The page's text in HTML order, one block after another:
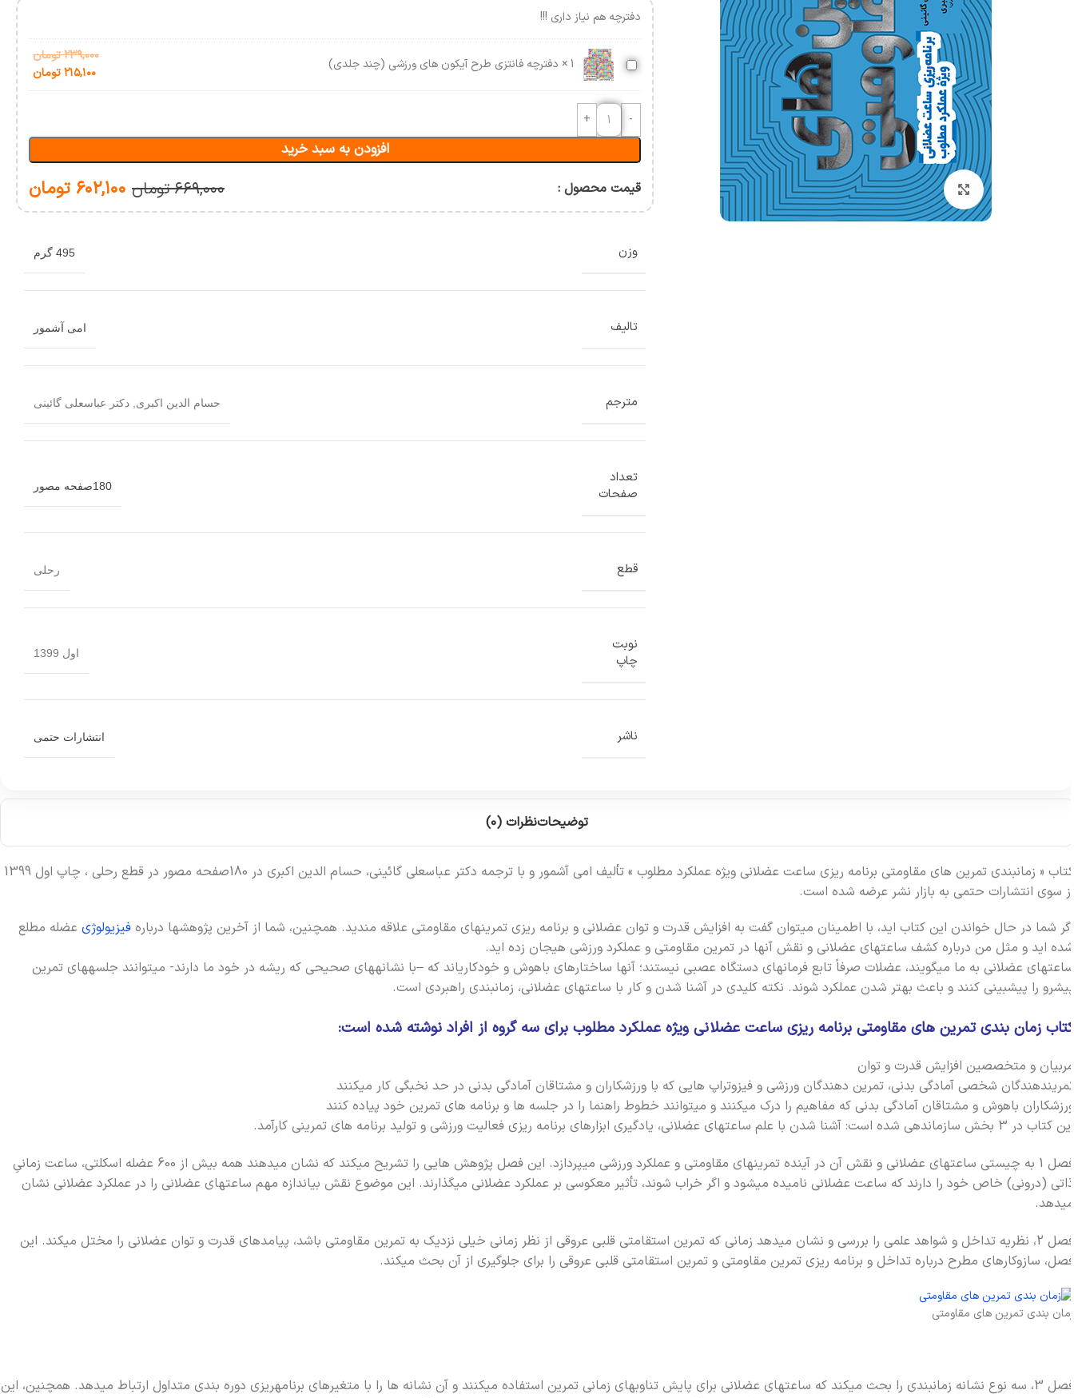
کتاب های ورزشی
فیزیولوژی ورزشی
روانشناسی ورزشی
کنکور تربیت بدنی
آمار سنجش و اندازه گیری
آناتومی و فیزیولوژِی انسان
حرکت شناسی و بیومکانیک
ورزشی
برای بزرگنمایی کلیک کنید
دفترچه هم نیاز داری !!!
دفترچه
فانتزی
طرح
آیکون
های
جلدی)
× دفترچه فانتزی طرح آیکون های ورزشی (چند جلدی)
۲۳۹,۰۰۰تومان
۲۱۵,۱۰۰تومان
افزودن به سبد خرید
قیمت محصول : ۶۶۹,۰۰۰ تومان ۶۰۲,۱۰۰ تومان
وزن 495 گرم
تالیف امی آشمور
مترجم حسام الدین اکبری, دکتر عباسعلی گائینی
تعداد
صفحات
180صفحه مصور
قطع رحلی
نوبت
چاپ
اول 1399
ناشر انتشارات حتمی
توضیحاتنظرات (0)
کتاب « زمانبندی تمرین های مقاومتی برنامه ریزی ساعت عضلانی ویژه عملکرد مطلوب » تألیف امی آشمور و با ترجمه دکتر عباسعلی گائینی، حسام الدین اکبری در 180صفحه مصور در قطع رحلی ، چاپ اول 1399
سوی انتشارات حتمی به بازار نشر عرضه شده است.
شما در حال خواندن اين کتاب ايد، با اطمينان ميتوان گفت به افزايش قدرت و توان عضلاني و برنامه ريزي تمرينهاي مقاومتي علاقه منديد. همچنين، شما از آخرين پژوهشها درباره فيزيولوژيعضله مطلع
ايد و مثل من درباره کشف ساعتهاي عضلاني و نقش آنها در تمرين مقاومتي و عملکرد ورزشي هيجان زده ايد.
عضلاني به ما ميگويند، عضلات صرفاً تابع فرمانهاي دستگاه عصبي نيستند؛ آنها ساختارهاي باهوش و خودکارياند که –با نشانههاي صحيحي که ريشه در خود ما دارند- ميتوانند جلسههاي تمرين
را پيشبيني کنند و باعث بهتر شدن عملکرد شوند. نکته کليدي در آشنا شدن و کار با ساعتهاي عضلاني، زمانبندي راهبردي است.
زمان بندی تمرین های مقاومتی برنامه ریزی ساعت عضلانی ویژه عملکرد مطلوب براي سه گروه از افراد نوشته شده است:
و متخصصين افزايش قدرت و توان
شخصي آمادگي بدني، تمرين دهندگان ورزشي و فيزوتراپ هايي که با ورزشکاران و مشتاقان آمادگي بدني در حد نخبگي کار ميکنند
باهوش و مشتاقان آمادگي بدني که مفاهيم را درک ميکنند و ميتوانند خطوط راهنما را در جلسه ها و برنامه هاي تمرين خود پياده کنند
سازماندهي شده است: آشنا شدن با علم ساعتهاي عضلاني، يادگيري ابزارهاي برنامه ريزي فعاليت ورزشي و توليد برنامه هاي تمريني کارآمد.
فصل 1 به چيستي ساعتهاي عضلاني و نقش آن در آينده تمرينهاي مقاومتي و عملکرد ورزشي ميپردازد. اين فصل پژوهش هايي را تشريح ميکند که نشان ميدهند همه بيش از 600 عضله اسکلتي، ساعت زمانيِ
(دروني) خاص خود را دارند که ساعت عضلاني ناميده ميشود و اگر خراب شوند، تأثير معکوسي بر عملکرد عضلاني ميگذارند. اين موضوع نقش بياندازه مهم ساعتهاي عضلاني را در عملکرد عضلاني نشان
فصل 2، نظريه تداخل و شواهد علمي را بررسي و نشان ميدهد زماني که تمرين استقامتي قلبي عروقي از نظر زماني خيلي نزديک به تمرين مقاومتي باشد، پيامدهاي قدرت و توان عضلاني را مختل ميکند. اين
سازوکارهاي مطرح درباره تداخل و برنامه ريزي تمرين مقاومتي و تمرين استقامتي قلبي عروقي را براي جلوگيري از آن بحث ميکند.
بندی تمرین های مقاومتی
فصل 3، سه نوع نشانه زمانبندي را بحث ميکند که ساعتهاي عضلاني براي پايش تناوبهاي زماني تمرين استفاده ميکنند و آن نشانه ها را با متغيرهاي برنامهريزي دوره بندي متداول ارتباط ميدهد. همچنين، اين